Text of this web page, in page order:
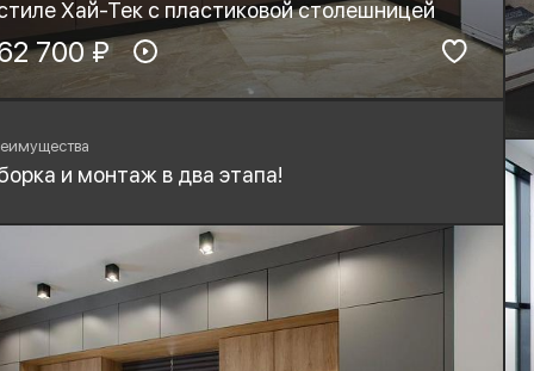
Хай-Тек с пластиковой столешницей
фасадов:
Пластик
Материал столешницы:
HPL+основа
Blum
700 ₽
и монтаж в два этапа!